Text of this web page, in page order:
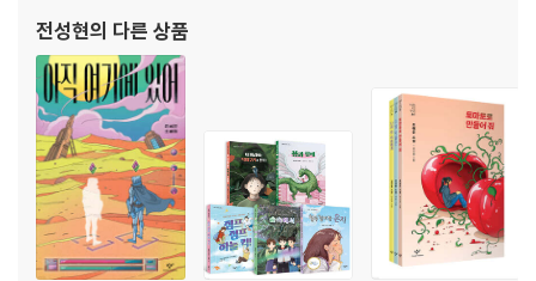
전성현의 다른 상품